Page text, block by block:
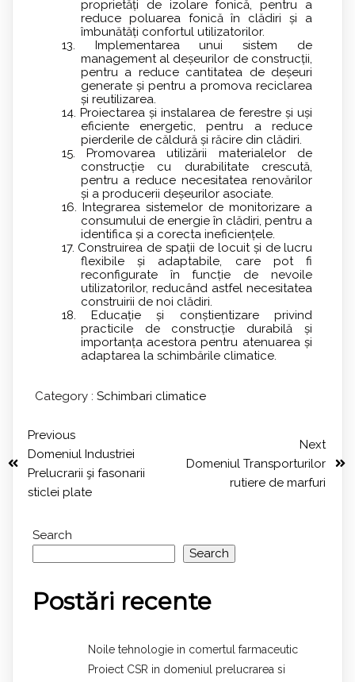
proprietăți de izolare fonică, pentru a
reduce poluarea fonică în clădiri și a
îmbunătăți confortul utilizatorilor.
13. Implementarea unui sistem de
management al deșeurilor de construcții,
pentru a reduce cantitatea de deșeuri
generate și pentru a promova reciclarea
și reutilizarea.
14. Proiectarea și instalarea de ferestre și uși
eficiente energetic, pentru a reduce
pierderile de căldură și răcire din clădiri.
15. Promovarea utilizării materialelor de
construcție cu durabilitate crescută,
pentru a reduce necesitatea renovărilor
și a producerii deșeurilor asociate.
16. Integrarea sistemelor de monitorizare a
consumului de energie în clădiri, pentru a
identifica și a corecta ineficiențele.
17. Construirea de spații de locuit și de lucru
flexibile și adaptabile, care pot fi
reconfigurate în funcție de nevoile
utilizatorilor, reducând astfel necesitatea
construirii de noi clădiri.
18. Educație și conștientizare privind
practicile de construcție durabilă și
importanța acestora pentru atenuarea și
adaptarea la schimbările climatice.
Category : Schimbari climatice
Previous
Domeniul Industriei
Prelucrarii şi fasonarii
sticlei plate
Next
Domeniul Transporturilor
rutiere de marfuri
Search
Search
Postări recente
Noile tehnologie in comertul farmaceutic
Proiect CSR in domeniul prelucrarea si